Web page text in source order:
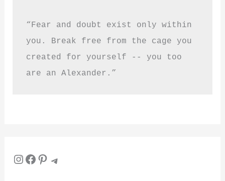
“Fear and doubt exist only within
you. Break free from the cage you
created for yourself -- you too
are an Alexander.”
InstagramFacebook Pinterest Telegram